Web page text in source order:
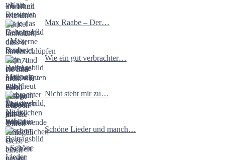
Max Raabe – Der…
Wie ein gut verbrachter…
Nicht steht mir zu…
Schöne Lieder und manch…